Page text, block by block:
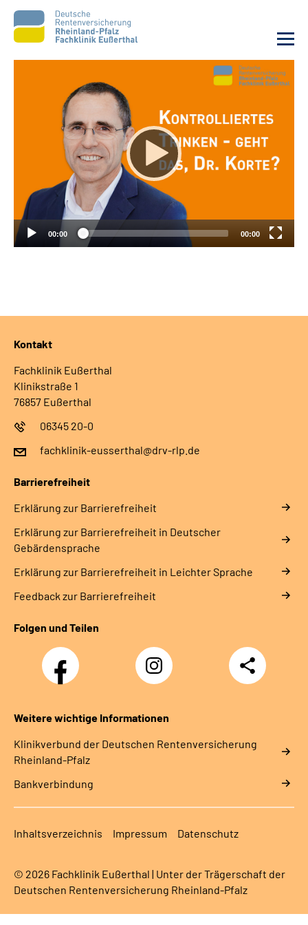
Unsere Klinik
Unsere Angebote
Ihre Rehabilitation
Karriere
Beratungsstellen &
Gebärdensprache
00:00 00:00
Kontakt
Fachklinik Eußerthal
Klinikstraße 1
76857 Eußerthal
06345 20-0
fachklinik-eusserthal@drv-rlp.de
Barrierefreiheit
Erklärung zur Barrierefreiheit
Erklärung zur Barrierefreiheit in Deutscher
Gebärdensprache
Erklärung zur Barrierefreiheit in Leichter Sprache
Feedback zur Barrierefreiheit
Folgen und Teilen
Facebook
Instagram
DRV
Nachwuchskräfte
Teilen
Weitere wichtige Informationen
Klinikverbund der Deutschen Rentenversicherung
Rheinland-Pfalz
Bankverbindung
Inhaltsverzeichnis Impressum Datenschutz
© 2026 Fachklinik Eußerthal | Unter der Trägerschaft der
Deutschen Rentenversicherung Rheinland-Pfalz